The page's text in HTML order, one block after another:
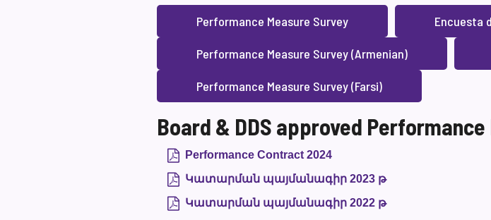
Performance Measure Survey Encuesta
Performance Measure Survey (Armenian)
Performance Measure Survey (Farsi)
Board & DDS approved
Performance Contract 2024
Կատարման պայմանագիր 2023 թ
Կատարման պայմանագիր 2022 թ